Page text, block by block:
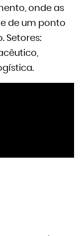
onde as
de um ponto
Setores: